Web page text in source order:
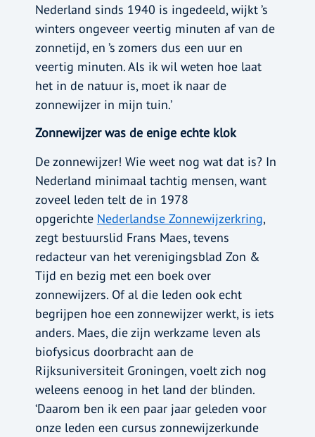
Nederland sinds 1940 is ingedeeld, wijkt ’s
winters ongeveer veertig minuten af van de
zonnetijd, en ’s zomers dus een uur en
veertig minuten. Als ik wil weten hoe laat
het in de natuur is, moet ik naar de
zonnewijzer in mijn tuin.’
Zonnewijzer was de enige echte klok
De zonnewijzer! Wie weet nog wat dat is? In
Nederland minimaal tachtig mensen, want
zoveel leden telt de in 1978
opgerichte Nederlandse Zonnewijzerkring,
zegt bestuurslid Frans Maes, tevens
redacteur van het verenigingsblad Zon &
Tijd en bezig met een boek over
zonnewijzers. Of al die leden ook echt
begrijpen hoe een zonnewijzer werkt, is iets
anders. Maes, die zijn werkzame leven als
biofysicus doorbracht aan de
Rijksuniversiteit Groningen, voelt zich nog
weleens eenoog in het land der blinden.
‘Daarom ben ik een paar jaar geleden voor
onze leden een cursus zonnewijzerkunde